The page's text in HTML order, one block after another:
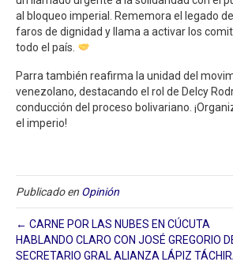
al bloqueo imperial. Rememora el legado
faros de dignidad y llama a activar los
todo el país.
Parra también reafirma la unidad del
venezolano, destacando el rol de Delcy
conducción del proceso bolivariano.
el imperio!
Publicado en Opinión
← CARNE POR LAS NUBES EN CÚCUTA
HABLANDO CLARO CON JOSÉ GREGORIO
SECRETARIO GRAL ALIANZA LÁPIZ